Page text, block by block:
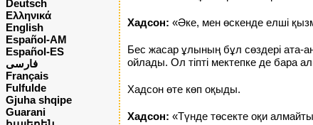
Deutsch
Ελληνικά
English
Español-AM
Español-ES
فارسی
Français
Fulfulde
Gjuha shqipe
Guarani
Хадсон: «Әке, мен өскенде елші
Бес жасар ұлының бұл сөздері ата-
ойлады. Ол тіпті мектепке де бара
Хадсон өте көп оқыды.
Хадсон: «Түнде төсекте оқи